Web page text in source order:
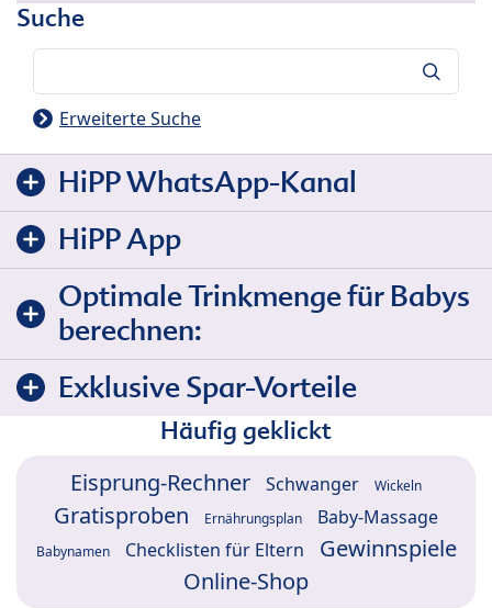
Suche
Erweiterte Suche
HiPP WhatsApp-Kanal
HiPP App
Optimale Trinkmenge für Babys
berechnen:
Exklusive Spar-Vorteile
Häufig geklickt
Eisprung-Rechner Schwanger Wickeln
Gratisproben Ernährungsplan Baby-Massage
Babynamen Checklisten für Eltern
Gewinnspiele
Online-Shop